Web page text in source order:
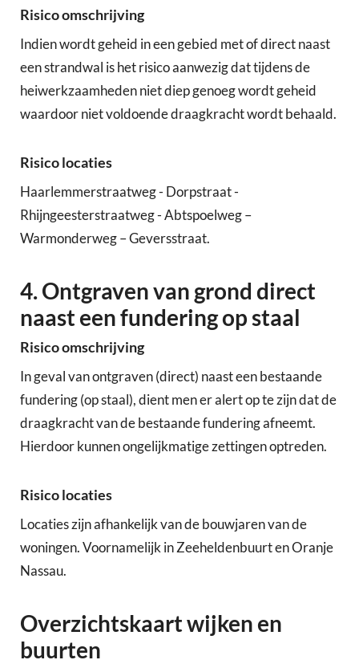
Risico omschrijving
Indien wordt geheid in een gebied met of direct naast
een strandwal is het risico aanwezig dat tijdens de
heiwerkzaamheden niet diep genoeg wordt geheid
waardoor niet voldoende draagkracht wordt behaald.
Risico locaties
Haarlemmerstraatweg - Dorpstraat -
Rhijngeesterstraatweg - Abtspoelweg –
Warmonderweg – Geversstraat.
4. Ontgraven van grond direct
naast een fundering op staal
Risico omschrijving
In geval van ontgraven (direct) naast een bestaande
fundering (op staal), dient men er alert op te zijn dat de
draagkracht van de bestaande fundering afneemt.
Hierdoor kunnen ongelijkmatige zettingen optreden.
Risico locaties
Locaties zijn afhankelijk van de bouwjaren van de
woningen. Voornamelijk in Zeeheldenbuurt en Oranje
Nassau.
Overzichtskaart wijken en
buurten